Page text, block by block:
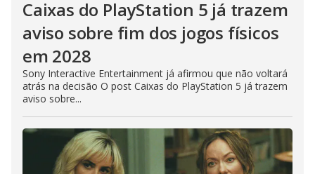
Caixas do PlayStation 5 já trazem
aviso sobre fim dos jogos físicos
em 2028
Sony Interactive Entertainment já afirmou que não voltará
atrás na decisão O post Caixas do PlayStation 5 já trazem
aviso sobre...